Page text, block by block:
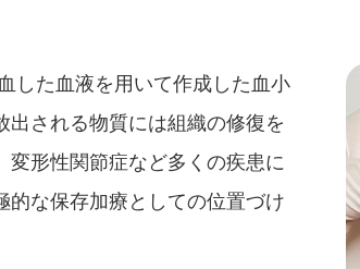
した血液を用いて作成した血小
される物質には組織の修復を
形性関節症など多くの疾患に
な保存加療としての位置づけ